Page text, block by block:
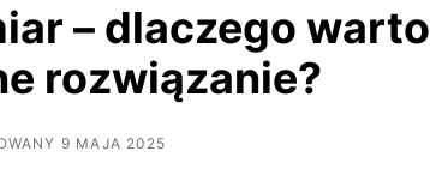
– dlaczego warto
rozwiązanie?
9 MAJA 2025